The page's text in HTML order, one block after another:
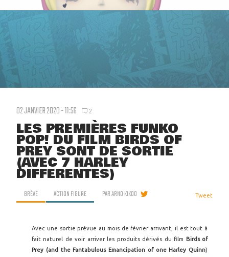
02 JANVIER 2020 - 11:56 2
LES PREMIÈRES FUNKO
POP! DU FILM BIRDS OF
PREY SONT DE SORTIE
(AVEC 7 HARLEY
DIFFÉRENTES)
BRÈVE ACTION FIGURE PARARNO KIKOO Tweet
Avec une sortie prévue au mois de février arrivant, il est tout à
fait naturel de voir arriver les produits dérivés du film Birds of
Prey (and the Fantabulous Emancipation of one Harley Quinn)